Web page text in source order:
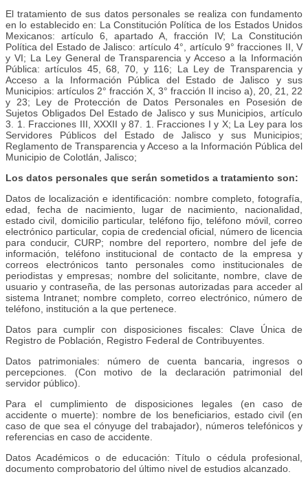
El tratamiento de sus datos personales se realiza con fundamento
en lo establecido en: La Constitución Política de los Estados Unidos
Mexicanos: artículo 6, apartado A, fracción IV; La Constitución
Política del Estado de Jalisco: artículo 4°, artículo 9° fracciones II, V
y VI; La Ley General de Transparencia y Acceso a la Información
Pública: artículos 45, 68, 70, y 116; La Ley de Transparencia y
Acceso a la Información Pública del Estado de Jalisco y sus
Municipios: artículos 2° fracción X, 3° fracción II inciso a), 20, 21, 22
y 23; Ley de Protección de Datos Personales en Posesión de
Sujetos Obligados Del Estado de Jalisco y sus Municipios, artículo
3. 1. Fracciones III, XXXII y 87. 1. Fracciones I y X; La Ley para los
Servidores Públicos del Estado de Jalisco y sus Municipios;
Reglamento de Transparencia y Acceso a la Información Pública del
Municipio de Colotlán, Jalisco;
Los datos personales que serán sometidos a tratamiento son:
Datos de localización e identificación: nombre completo, fotografía,
edad, fecha de nacimiento, lugar de nacimiento, nacionalidad,
estado civil, domicilio particular, teléfono fijo, teléfono móvil, correo
electrónico particular, copia de credencial oficial, número de licencia
para conducir, CURP; nombre del reportero, nombre del jefe de
información, teléfono institucional de contacto de la empresa y
correos electrónicos tanto personales como institucionales de
periodistas y empresas; nombre del solicitante, nombre, clave de
usuario y contraseña, de las personas autorizadas para acceder al
sistema Intranet; nombre completo, correo electrónico, número de
teléfono, institución a la que pertenece.
Datos para cumplir con disposiciones fiscales: Clave Única de
Registro de Población, Registro Federal de Contribuyentes.
Datos patrimoniales: número de cuenta bancaria, ingresos o
percepciones. (Con motivo de la declaración patrimonial del
servidor público).
Para el cumplimiento de disposiciones legales (en caso de
accidente o muerte): nombre de los beneficiarios, estado civil (en
caso de que sea el cónyuge del trabajador), números telefónicos y
referencias en caso de accidente.
Datos Académicos o de educación: Título o cédula profesional,
documento comprobatorio del último nivel de estudios alcanzado.